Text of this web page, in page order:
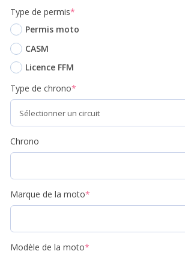
Type de permis*
Permis moto
CASM
Licence FFM
Type de chrono*
Chrono
Marque de la moto*
Modèle de la moto*